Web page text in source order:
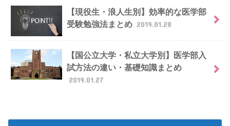
【現役生・浪人生別】効率的な医学部
受験勉強法まとめ 2019.01.28
【国公立大学・私立大学別】医学部入
試方法の違い・基礎知識まとめ
2019.01.27